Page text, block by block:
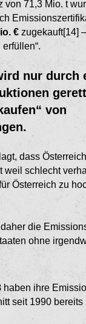
von 71,3 Mio. t
€zugekauft[14]
nur durch
von
dass
weil schlecht
Österreich zu
die
ohne
haben ihre
seit 1990 bereits